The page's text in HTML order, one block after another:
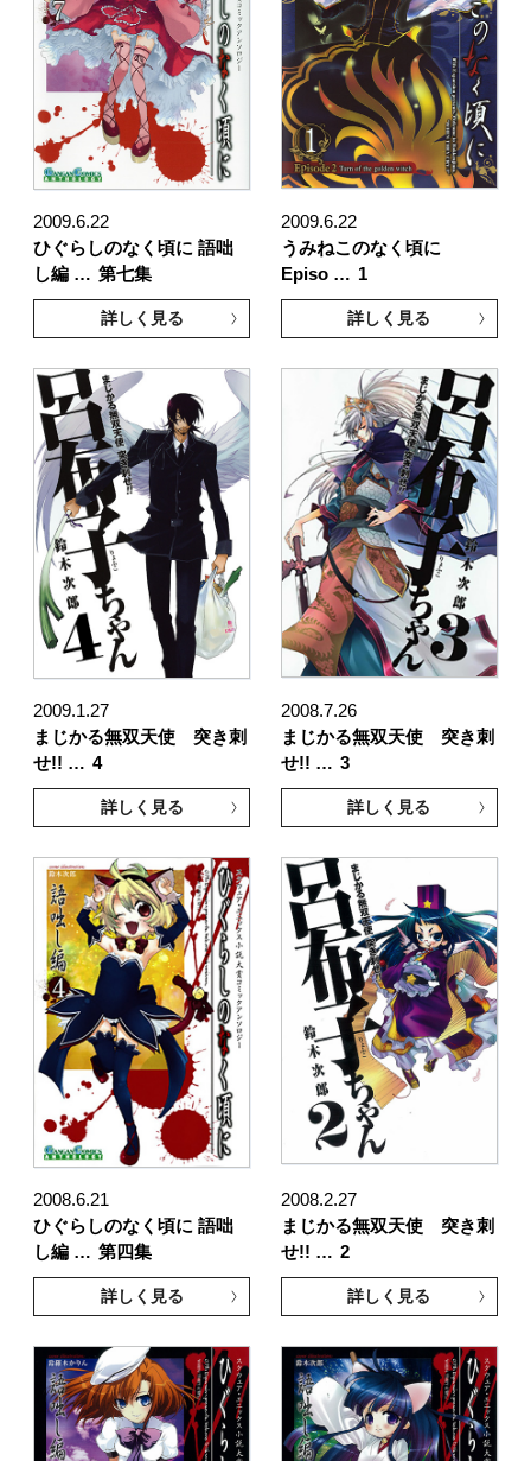
2009.6.22
ひぐらしのなく頃に 語咄
し編 … 第七集
詳しく見る
2009.6.22
うみねこのなく頃に
Episo … 1
詳しく見る
2009.1.27
まじかる無双天使 突き刺
せ!! … 4
詳しく見る
2008.7.26
まじかる無双天使 突き刺
せ!! … 3
詳しく見る
2008.6.21
ひぐらしのなく頃に 語咄
し編 … 第四集
詳しく見る
2008.2.27
まじかる無双天使 突き刺
せ!! … 2
詳しく見る